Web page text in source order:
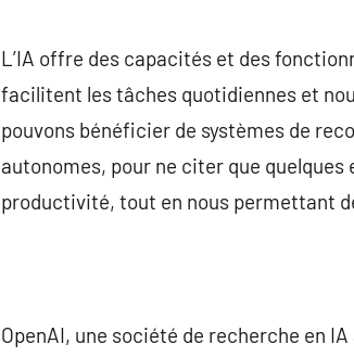
L’IA offre des capacités et des
facilitent les tâches quotidiennes et
pouvons bénéficier de systèmes de
autonomes, pour ne citer que
productivité, tout en nous permettant
OpenAI, une société de recherche en